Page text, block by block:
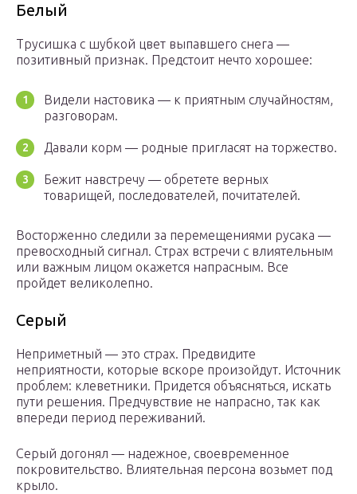
Белый
Трусишка с шубкой цвет выпавшего снега —
позитивный признак. Предстоит нечто хорошее:
Видели настовика — к приятным случайностям,
разговорам.
Давали корм — родные пригласят на торжество.
Бежит навстречу — обретете верных
товарищей, последователей, почитателей.
Восторженно следили за перемещениями русака —
превосходный сигнал. Страх встречи с влиятельным
или важным лицом окажется напрасным. Все
пройдет великолепно.
Серый
Неприметный — это страх. Предвидите
неприятности, которые вскоре произойдут. Источник
проблем: клеветники. Придется объясняться, искать
пути решения. Предчувствие не напрасно, так как
впереди период переживаний.
Серый догонял — надежное, своевременное
покровительство. Влиятельная персона возьмет под
крыло.